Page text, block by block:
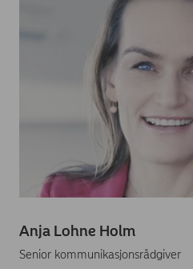
Anja Lohne Holm
Senior kommunikasjonsrådgiver